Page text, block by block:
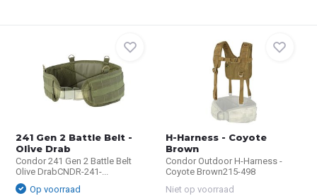
241 Gen 2 Battle Belt -
Olive Drab
Condor 241 Gen 2 Battle Belt
Olive DrabCNDR-241-...
Op voorraad
H-Harness - Coyote
Brown
Condor Outdoor H-Harness -
Coyote Brown215-498
Niet op voorraad